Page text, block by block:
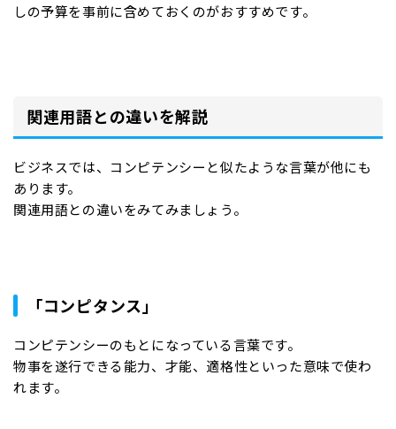
しの予算を事前に含めておくのがおすすめです。
関連用語との違いを解説
ビジネスでは、コンピテンシーと似たような言葉が他にも
あります。
関連用語との違いをみてみましょう。
「コンピタンス」
コンピテンシーのもとになっている言葉です。
物事を遂行できる能力、才能、適格性といった意味で使わ
れます。